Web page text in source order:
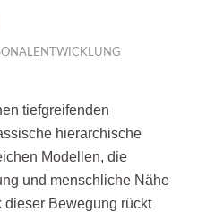
tiefgreifenden
hierarchische
Modellen, die
und menschliche Nähe
dieser Bewegung rückt